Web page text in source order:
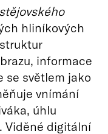
hliníkových
informace
se světlem jako
vnímání
úhlu
Viděné digitální